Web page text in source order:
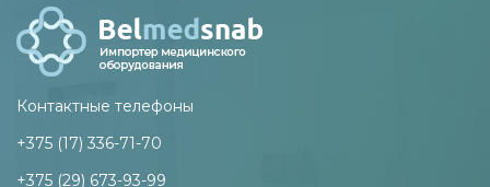
Контактные телефоны
+375 (17) 336-71-70
+375 (29) 673-93-99